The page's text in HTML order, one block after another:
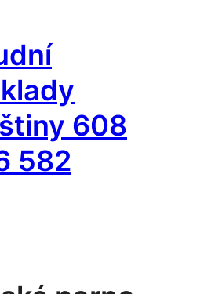
608
582